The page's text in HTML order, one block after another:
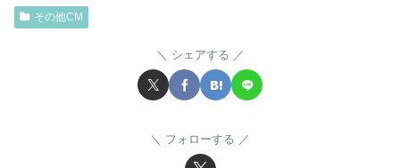
その他CM
シェアする
フォローする